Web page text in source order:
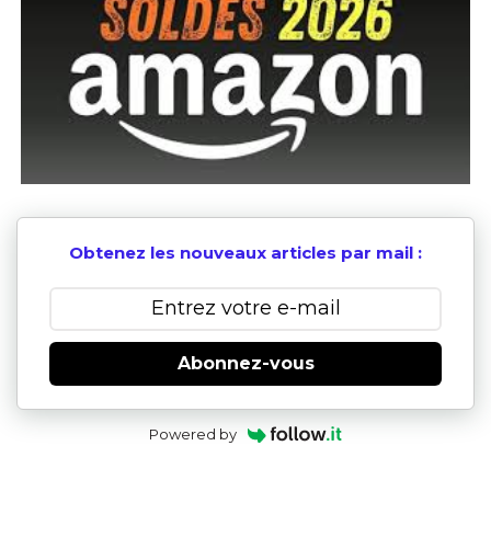
Obtenez les nouveaux articles par mail :
Abonnez-vous
Powered by